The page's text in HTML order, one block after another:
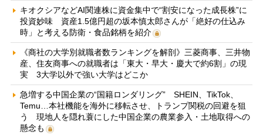
キオクシアなどAI関連株に資金集中で“割安になった成長株”に
投資妙味 資産1.5億円超の坂本慎太郎さんが「絶好の仕込み
時」と考える防衛・食品銘柄を紹介
《商社の大学別就職者数ランキングを解剖》三菱商事、三井物
産、住友商事への就職者は「東大・早大・慶大で約6割」の現
実 3大学以外で強い大学はどこか
急増する中国企業の“国籍ロンダリング” SHEIN、TikTok、
Temu…本社機能を海外に移転させ、トランプ関税の回避を狙
う 現地人を隠れ蓑にした中国企業の農業参入・土地取得への
懸念も